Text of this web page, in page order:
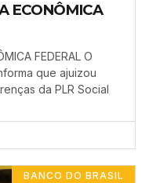
ECONÔMICA
FEDERAL O
que ajuizou
da PLR Social
BANCO DO BRASIL